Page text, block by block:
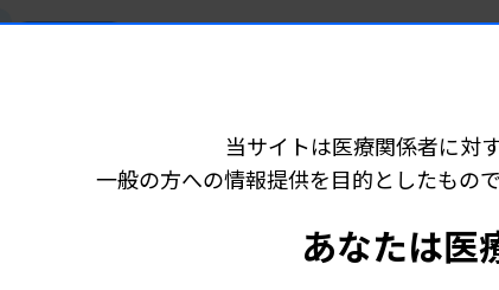
性白血病は初発時のみだけ算定可能で、急性骨髄
難治時にも算定できる。同検査は、臨床的有用性
されており、大塚製薬では「より効果的な治療法
期待される」としている。
ホテル114カ所確保 避難所140カ所開設
当サイトは医療関係者に対
一般の方への情報提供を目的としたもの
あなたは医